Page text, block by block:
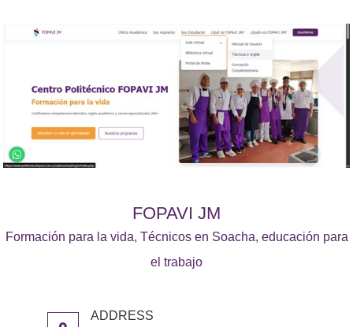
FOPAVI JM
Formación para la vida, Técnicos en Soacha, educación para
el trabajo